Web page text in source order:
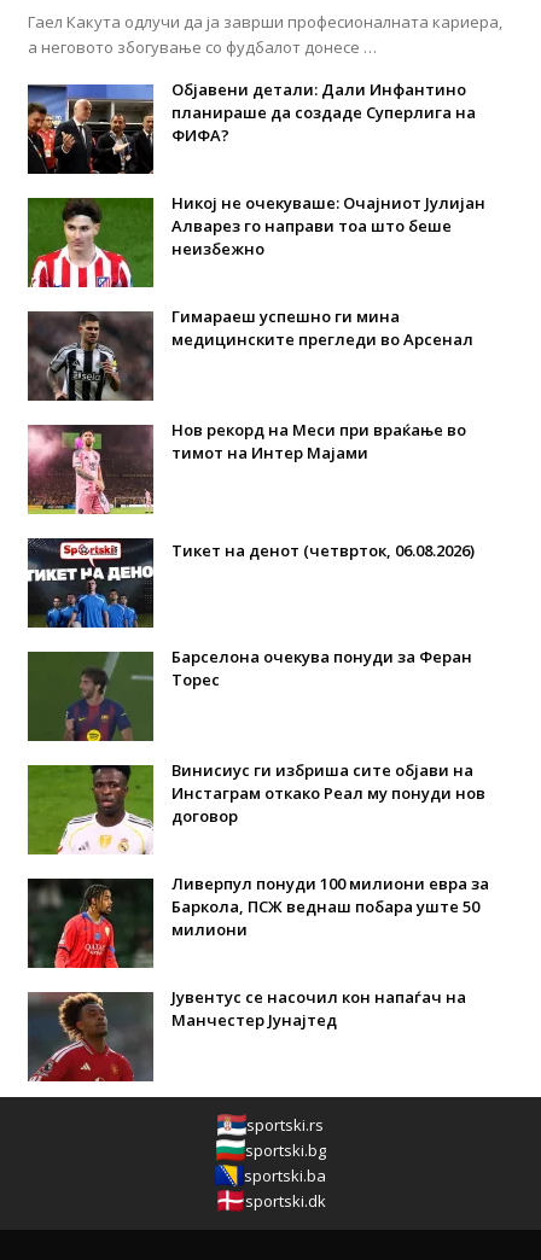
Гаел Какута одлучи да ја заврши професионалната кариера,
а неговото збогување со фудбалот донесе …
Објавени детали: Дали Инфантино
планираше да создаде Суперлига на
ФИФА?
Никој не очекуваше: Очајниот Јулијан
Алварез го направи тоа што беше
неизбежно
Гимараеш успешно ги мина
медицинските прегледи во Арсенал
Нов рекорд на Меси при враќање во
тимот на Интер Мајами
Тикет на денот (четврток, 06.08.2026)
Барселона очекува понуди за Феран
Торес
Винисиус ги избриша сите објави на
Инстаграм откако Реал му понуди нов
договор
Ливерпул понуди 100 милиони евра за
Баркола, ПСЖ веднаш побара уште 50
милиони
Јувентус се насочил кон напаѓач на
Манчестер Јунајтед
sportski.rs
sportski.bg
sportski.ba
sportski.dk